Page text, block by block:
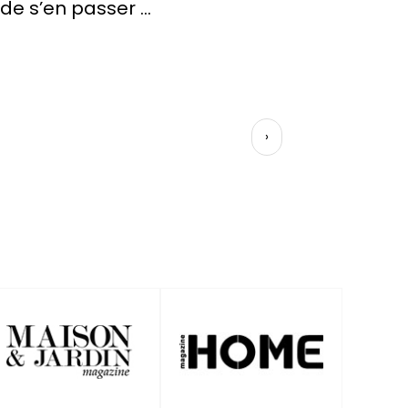
fermer ces escaliers, et
›